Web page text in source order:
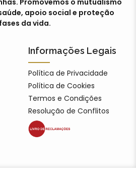
apoio social e proteção
da vida.
Informações Legais
Política de Privacidade
Política de Cookies
Termos e Condições
Resolução de Conflitos